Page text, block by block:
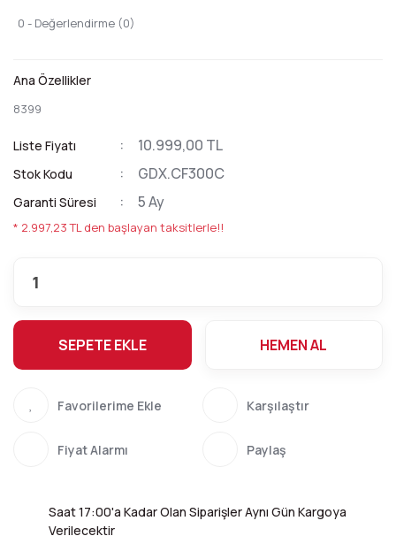
0 - Değerlendirme (0)
Ana Özellikler
8399
Liste Fiyatı 10.999,00 TL
Stok Kodu GDX.CF300C
Garanti Süresi 5 Ay
* 2.997,23 TL den başlayan taksitlerle!!
SEPETE EKLE HEMEN AL
Karşılaştır
Fiyat Alarmı Paylaş
Saat 17:00'a Kadar Olan Siparişler Aynı Gün Kargoya
Verilecektir